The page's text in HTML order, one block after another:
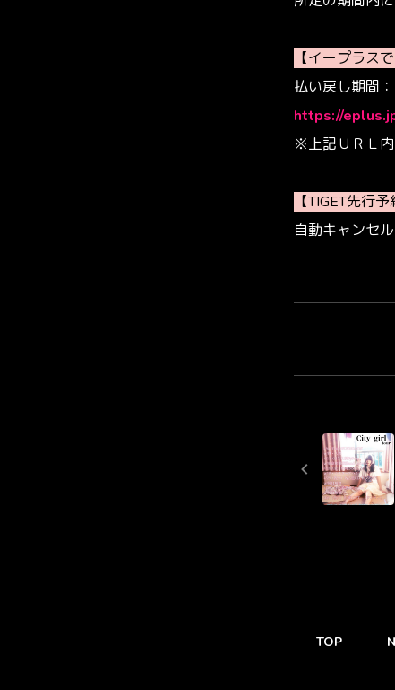
【イープラス
払い戻し期間
https://
※上記ＵＲＬ内
【TIGET先行
自動キャンセ
TOP